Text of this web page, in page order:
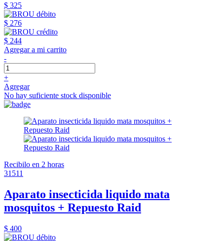
$ 325
$ 276
$ 244
Agregar a mi carrito
-
+
Agregar
No hay suficiente stock disponible
Recibilo en 2 horas
31511
Aparato insecticida liquido mata
mosquitos + Repuesto Raid
$ 400